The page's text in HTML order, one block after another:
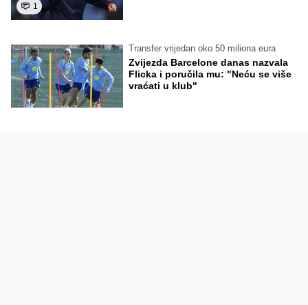
1
Transfer vrijedan oko 50 miliona eura
Zvijezda Barcelone danas nazvala
Flicka i poručila mu: "Neću se više
vraćati u klub"